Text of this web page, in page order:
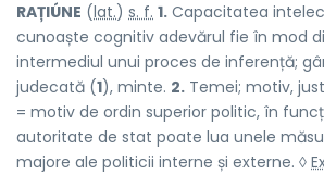
RAȚIÚNE (lat.) s. f. 1. Capacitatea
cunoaște cognitiv adevărul fie în mod
intermediul unui proces de inferență;
judecată (1), minte. 2. Temei; motiv,
= motiv de ordin superior politic, în
autoritate de stat poate lua unele
majore ale politicii interne și externe. ◊